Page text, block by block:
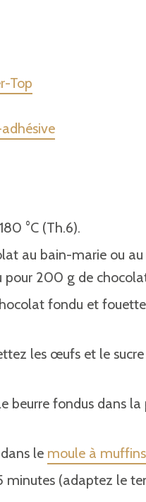
Top
°C (Th.6).
au bain-marie ou
pour 200 g de
fondu et
les œufs et le
beurre fondus dans la
le moule à
minutes (adaptez le